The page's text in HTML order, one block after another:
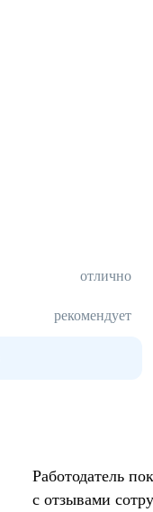
отлично
рекомендует
Работодатель
с отзывами